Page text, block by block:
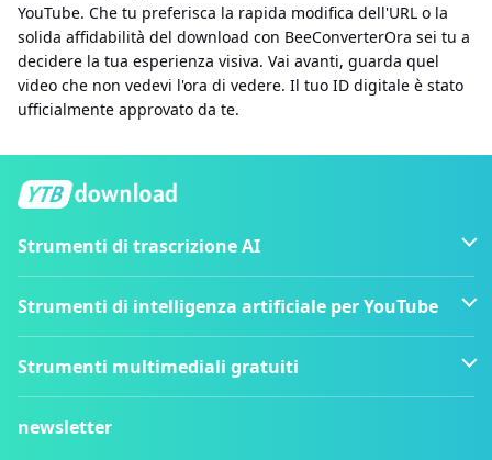
YouTube. Che tu preferisca la rapida modifica dell'URL o la
solida affidabilità del download con BeeConverterOra sei tu a
decidere la tua esperienza visiva. Vai avanti, guarda quel
video che non vedevi l'ora di vedere. Il tuo ID digitale è stato
ufficialmente approvato da te.
Strumenti di trascrizione AI
Strumenti di intelligenza artificiale per YouTube
Strumenti multimediali gratuiti
newsletter